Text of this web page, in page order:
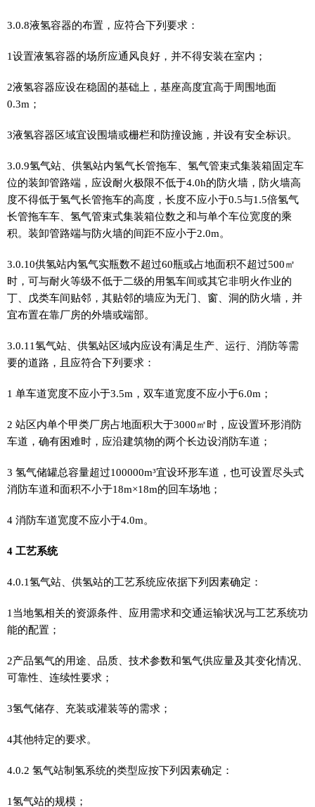
3.0.8液氢容器的布置，应符合下列要求：
1设置液氢容器的场所应通风良好，并不得安装在室内；
2液氢容器应设在稳固的基础上，基座高度宜高于周围地面
0.3m；
3液氢容器区域宜设围墙或栅栏和防撞设施，并设有安全标识。
3.0.9氢气站、供氢站内氢气长管拖车、氢气管束式集装箱固定车
位的装卸管路端，应设耐火极限不低于4.0h的防火墙，防火墙高
度不得低于氢气长管拖车的高度，长度不应小于0.5与1.5倍氢气
长管拖车车、氢气管束式集装箱位数之和与单个车位宽度的乘
积。装卸管路端与防火墙的间距不应小于2.0m。
3.0.10供氢站内氢气实瓶数不超过60瓶或占地面积不超过500㎡
时，可与耐火等级不低于二级的用氢车间或其它非明火作业的
丁、戊类车间贴邻，其贴邻的墙应为无门、窗、洞的防火墙，并
宜布置在靠厂房的外墙或端部。
3.0.11氢气站、供氢站区域内应设有满足生产、运行、消防等需
要的道路，且应符合下列要求：
1 单车道宽度不应小于3.5m，双车道宽度不应小于6.0m；
2 站区内单个甲类厂房占地面积大于3000㎡时，应设置环形消防
车道，确有困难时，应沿建筑物的两个长边设消防车道；
3 氢气储罐总容量超过100000m³宜设环形车道，也可设置尽头式
消防车道和面积不小于18m×18m的回车场地；
4 消防车道宽度不应小于4.0m。
4 工艺系统
4.0.1氢气站、供氢站的工艺系统应依据下列因素确定：
1当地氢相关的资源条件、应用需求和交通运输状况与工艺系统功
能的配置；
2产品氢气的用途、品质、技术参数和氢气供应量及其变化情况、
可靠性、连续性要求；
3氢气储存、充装或灌装等的需求；
4其他特定的要求。
4.0.2 氢气站制氢系统的类型应按下列因素确定：
1氢气站的规模；